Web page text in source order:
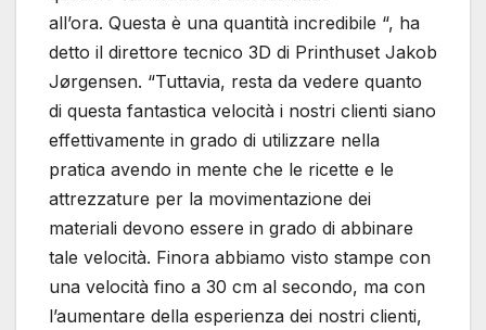
all’ora. Questa è una quantità incredibile “, ha
detto il direttore tecnico 3D di Printhuset Jakob
Jørgensen. “Tuttavia, resta da vedere quanto
di questa fantastica velocità i nostri clienti siano
effettivamente in grado di utilizzare nella
pratica avendo in mente che le ricette e le
attrezzature per la movimentazione dei
materiali devono essere in grado di abbinare
tale velocità. Finora abbiamo visto stampe con
una velocità fino a 30 cm al secondo, ma con
l’aumentare della esperienza dei nostri clienti,